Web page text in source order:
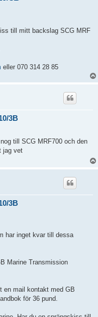
till mitt backslag SCG MRF
eller 070 314 28 85
3B
till SCG MRF700 och den
jag vet
3B
har inget kvar till dessa
Marine Transmission
en mail kontakt med GB
för 36 pund.